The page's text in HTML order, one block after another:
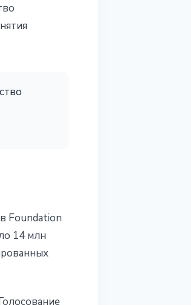
Foundation
14 млн